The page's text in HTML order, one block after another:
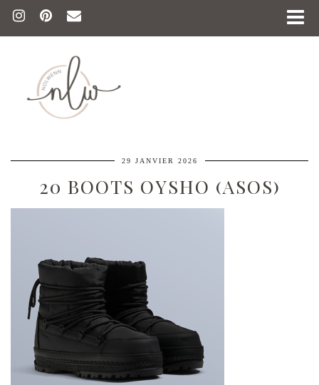
29 JANVIER 2026
20 BOOTS OYSHO (ASOS)